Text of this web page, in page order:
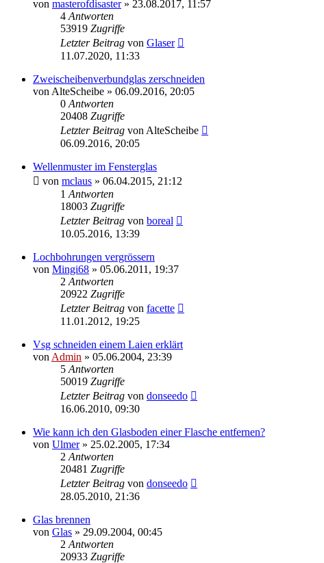
von masterofdisaster» 23.08.2017, 11:57
4 Antworten
53919 Zugriffe
Letzter Beitrag von Glaser
11.07.2020, 11:33
Zweischeibenverbundglas zerschneiden
von AlteScheibe » 06.09.2016, 20:05
0 Antworten
20408 Zugriffe
Letzter Beitrag von AlteScheibe
06.09.2016, 20:05
Wellenmuster im Fensterglas
von mclaus » 06.04.2015, 21:12
1 Antworten
18003 Zugriffe
Letzter Beitrag von boreal
10.05.2016, 13:39
Lochbohrungen vergrössern
von Mingi68 » 05.06.2011, 19:37
2 Antworten
20922 Zugriffe
Letzter Beitrag von facette
11.01.2012, 19:25
Vsg schneiden einem Laien erklärt
von Admin » 05.06.2004, 23:39
5 Antworten
50019 Zugriffe
Letzter Beitrag von donseedo
16.06.2010, 09:30
Wie kann ich den Glasboden einer Flasche entfernen?
von Ulmer» 25.02.2005, 17:34
2 Antworten
20481 Zugriffe
Letzter Beitrag von donseedo
28.05.2010, 21:36
Glas brennen
von Glas » 29.09.2004, 00:45
2 Antworten
20933 Zugriffe